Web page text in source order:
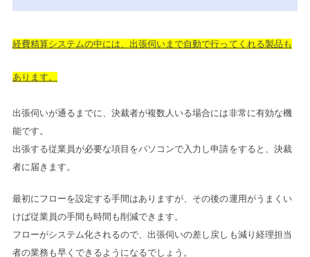
経費精算システムの中には、出張伺いまで自動で行ってくれる製品も
あります。
出張伺いが通るまでに、決裁者が複数人いる場合には非常に有効な機
能です。
出張する従業員が必要な項目をパソコンで入力し申請をすると、決裁
者に届きます。
最初にフローを設定する手間はありますが、その後の運用がうまくい
けば従業員の手間も時間も削減できます。
フローがシステム化されるので、出張伺いの差し戻しも減り経理担当
者の業務も早くできるようになるでしょう。